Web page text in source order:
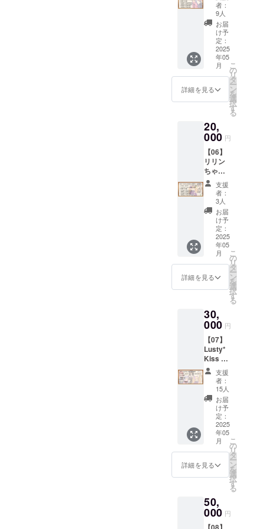
ジーさ
ん」の
ロゴ
マーク
の高画
質デー
タを、
一足先
にお届
■「アン
ジーさ
ん」立
ち絵早
期配布
イラス
トレー
ター
「MtU
」様に
よる
「アン
ジーさ
ん」立
ち絵
体公開
より一
お届け
しま
す。 ※
データ
形式の
リター
ンは、
メール
にてダ
ウン
ロード
先をお
伝えい
たしま
す。
礼メッ
セージ
付き）
上記と
同じイ
ラスト
（通常
画質）
ラン名
とお礼
を記載
した
データ
です。
■「アン
ジーさ
ん」ロ
ゴ早期
配布
「アン
ジーさ
ん」の
ロゴ
マーク
タを、
全体公
にお届
けしま
す。
■「アン
ジーさ
ん」立
ち絵早
期配布
イラス
トレー
ター
「MtU
」様に
よる
「アン
ん」立
ち絵
体公開
より一
足先に
お届け
布ポス
ターで
す。
（イラ
スト担
当：
ヤッペ
ン様）
特典で
す。 ※
データ
形式の
リター
ンは、
メール
にてダ
ウン
ロード
す。
■Ci-en
ラン
「メン
バーズ
シッ
プ・
ゴール
ド」1か
月間無
料体験
コード
セット
クリエ
イター
支援サ
有料プ
ラン
「メン
バーズ
シッ
プ・
ゴール
ド」
に、1か
月無料
で加入
できる
コード
です。
（既存
のアカ
ウント
料コー
ドがご
利用可
ん応援
プラン
（20,00
0円）
■【デー
タセッ
ト・ス
タン
ダー
ド】
タセッ
トプラ
ン・ス
タン
ダー
ド」と
同一内
容の
データ
特典で
す。 ※
データ
形式の
リター
ンは、
メール
にてダ
伝えい
たしま
■Ci-en
有料プ
ラン
「メン
バーズ
シッ
プ・
ゴール
ド」1か
月間無
料体験
コード
セット
クリエ
「Ci-
en」の
有料プ
者：
9人
お届
け予
定：
2025
年05
月
詳細を見る
こ
の
リ
タ
ー
ン
を
選
択
す
る
20,
000 円
【06】
リリン
ちゃん
＆クロ
ワちゃ
ん応援
プラン
（20,00
0円）
■【デー
タセッ
ト・ス
タン
ダー
ド】
タセッ
トプラ
ン・ス
タン
ダー
ド」と
同一内
容の
データ
特典で
す。 ※
データ
形式の
リター
ンは、
メール
にてダ
伝えい
たしま
支援
者：
3人
お届
け予
定：
2025
年05
月
詳細を見る
こ
の
リ
タ
ー
ン
を
選
択
す
る
30,
000 円
【07】
Lusty*
Kiss プ
ラン
（30,00
0円）
■【デー
タセッ
ト・ス
タン
ダー
ド】
「【02
】デー
タセッ
タン
ダー
ド」と
支援
者：
15人
お届
け予
定：
2025
年05
月
詳細を見る
こ
の
リ
タ
ー
ン
を
選
択
す
る
50,
000 円